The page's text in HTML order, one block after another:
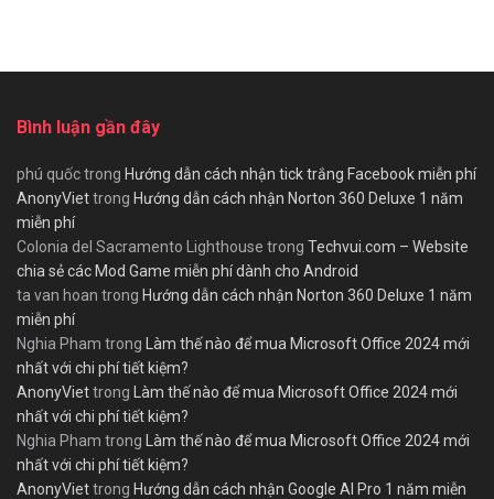
Bình luận gần đây
phú quốctrong Hướng dẫn cách nhận tick trắng Facebook miễn phí
AnonyViettrong Hướng dẫn cách nhận Norton 360 Deluxe 1 năm
miễn phí
Colonia del Sacramento Lighthouse trong Techvui.com – Website
chia sẻ các Mod Game miễn phí dành cho Android
ta van hoan trong Hướng dẫn cách nhận Norton 360 Deluxe 1 năm
miễn phí
Nghia Pham trong Làm thế nào để mua Microsoft Office 2024 mới
nhất với chi phí tiết kiệm?
AnonyViettrong Làm thế nào để mua Microsoft Office 2024 mới
nhất với chi phí tiết kiệm?
Nghia Pham trong Làm thế nào để mua Microsoft Office 2024 mới
nhất với chi phí tiết kiệm?
AnonyViettrong Hướng dẫn cách nhận Google AI Pro 1 năm miễn